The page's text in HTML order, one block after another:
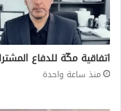
اتفاقية مكّة للدفاع
منذ ساعة واحدة